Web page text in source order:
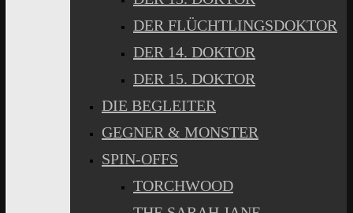
DER FLÜCHTLINGSDOKTOR
DER 14. DOKTOR
DER 15. DOKTOR
DIE BEGLEITER
GEGNER & MONSTER
SPIN-OFFS
TORCHWOOD